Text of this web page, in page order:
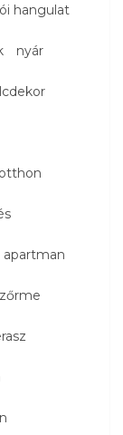
hangulat
nyár
apartman